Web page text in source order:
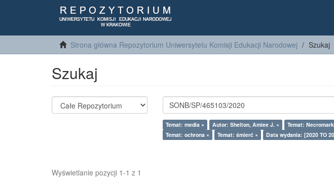
Strona główna Repozytorium Uniwersytetu Komisji Edukacji Narodowej Szukaj
Szukaj
Temat: media × Autor: Shelton, Amiee J. × Temat:
Temat: ochrona ×
Temat: śmierć × Data wydania: [2020 TO
Wyświetlanie pozycji 1-1 z 1